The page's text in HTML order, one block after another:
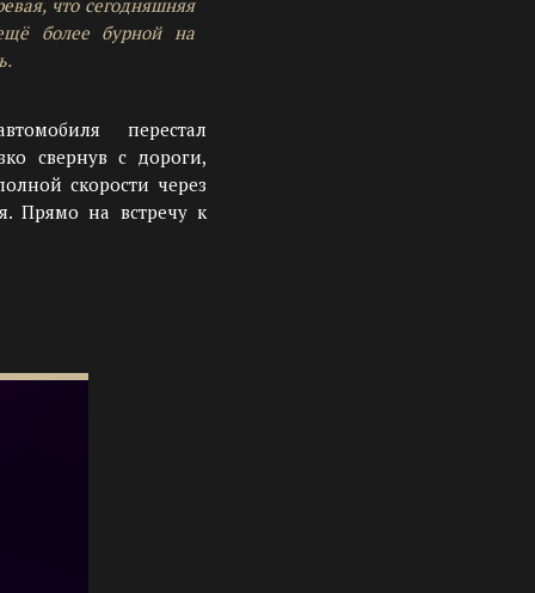
перестал
свернув с дороги,
скорости через
Прямо на встречу к
что сегодняшняя
более бурной на